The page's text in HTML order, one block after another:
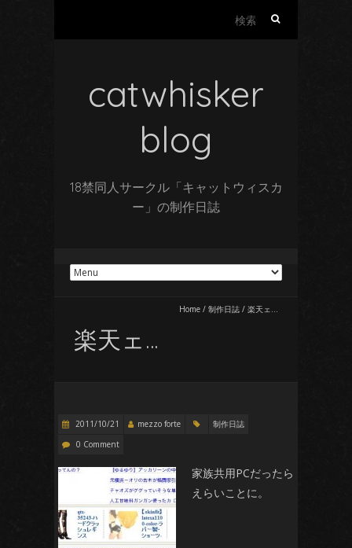
catwhisker
blog
18禁同人サークル「キャットウィスカ
ー」の制作日誌
Home / 制作日誌 / 楽天ェ…
楽天ェ…
2011/10/21 mezzo forte
制作日誌
0 Comment
家族共用PCだったら
えらいことに。